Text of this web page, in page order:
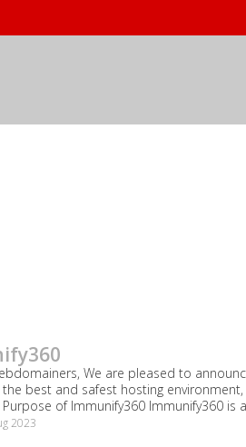
We are pleased to
the best and safest hosting
of Immunify360 Immunify360
2023